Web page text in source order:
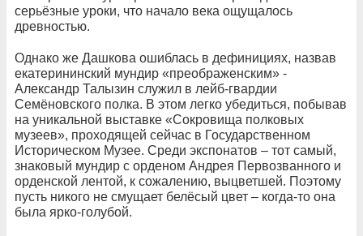
серьёзные уроки, что начало века ощущалось
древностью.
Однако же Дашкова ошиблась в дефинициях, назвав
екатерининский мундир «преображенским» -
Александр Талызин служил в лейб-гвардии
Семёновского полка. В этом легко убедиться, побывав
на уникальной выставке «Сокровища полковых
музеев», проходящей сейчас в Государственном
Историческом Музее. Среди экспонатов – тот самый,
знаковый мундир с орденом Андрея Первозванного и
орденской лентой, к сожалению, выцветшей. Поэтому
пусть никого не смущает белёсый цвет – когда-то она
была ярко-голубой.